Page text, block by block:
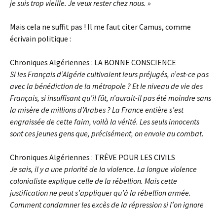
je suis trop vieille. Je veux rester chez nous. »
Mais cela ne suffit pas ! Il me faut citer Camus, comme
écrivain politique :
Chroniques Algériennes : LA BONNE CONSCIENCE
Si les Français d’Algérie cultivaient leurs préjugés, n’est-ce pas
avec la bénédiction de la métropole ? Et le niveau de vie des
Français, si insuffisant qu’il fût, n’aurait-il pas été moindre sans
la misère de millions d’Arabes ? La France entière s’est
engraissée de cette faim, voilà la vérité. Les seuls innocents
sont ces jeunes gens que, précisément, on envoie au combat.
Chroniques Algériennes : TRÊVE POUR LES CIVILS
Je sais, il y a une priorité de la violence. La longue violence
colonialiste explique celle de la rébellion. Mais cette
justification ne peut s’appliquer qu’à la rébellion armée.
Comment condamner les excès de la répression si l’on ignore